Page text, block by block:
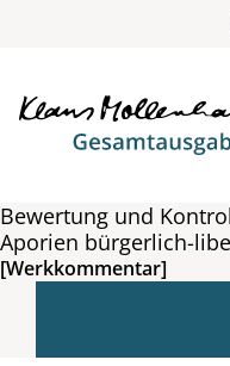
Bewertung und
Aporien bürgerlich-
[Werkkommentar]